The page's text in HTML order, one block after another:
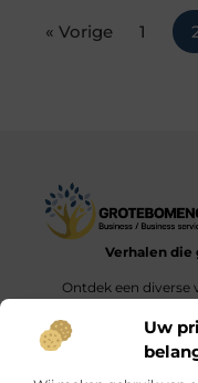
Uw
« Vorige 1
Verhalen die
Ontdek een diverse